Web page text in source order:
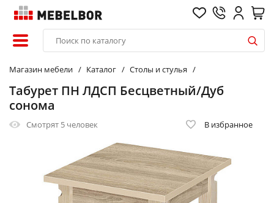
Магазин мебели Каталог Столы и стулья
Табурет ПН ЛДСП Бесцветный/Дуб
сонома
Смотрят 5 человек В избранное